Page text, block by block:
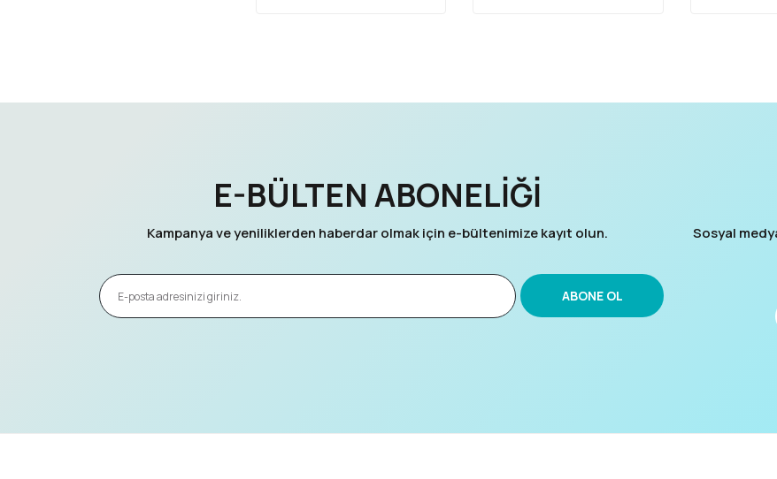
E-BÜLTEN ABONELİĞİ
Kampanya ve yeniliklerden haberdar olmak için e-bültenimize kayıt olun.
Sosyal